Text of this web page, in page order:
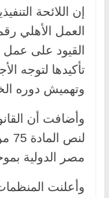
إن اللائحة
القيود على
تأكيدها لتوجه
وتهميش دوره
وأضافت أن
مصر الدولية
وأعلنت